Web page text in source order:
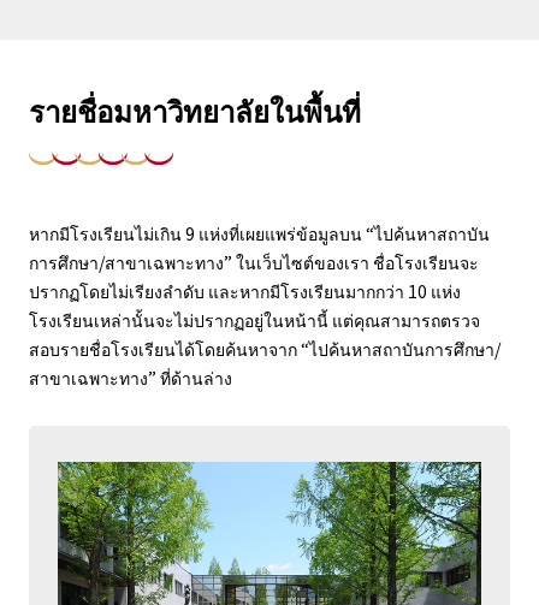
รายชื่อมหาวิทยาลัยในพื้นที่
หากมีโรงเรียนไม่เกิน 9 แห่งที่เผยแพร่ข้อมูลบน “ไปค้นหาสถาบัน
การศึกษา/สาขาเฉพาะทาง” ในเว็บไซต์ของเรา ชื่อโรงเรียนจะ
ปรากฏโดยไม่เรียงลำดับ และหากมีโรงเรียนมากกว่า 10 แห่ง
โรงเรียนเหล่านั้นจะไม่ปรากฏอยู่ในหน้านี้ แต่คุณสามารถตรวจ
สอบรายชื่อโรงเรียนได้โดยค้นหาจาก “ไปค้นหาสถาบันการศึกษา/
สาขาเฉพาะทาง” ที่ด้านล่าง